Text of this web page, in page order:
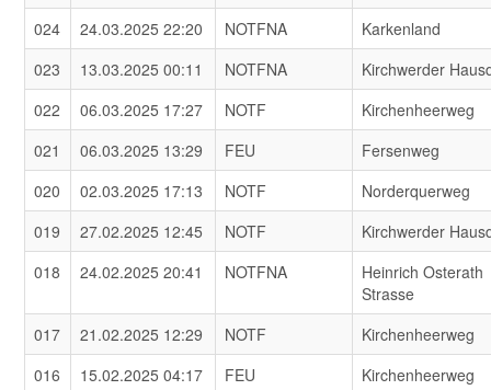
024 24.03.2025 22:20 NOTFNA
Karkenland
023
13.03.2025 00:11 NOTFNA
Kirchwerder
022
06.03.2025 17:27 NOTF
Kirchenheerweg
021
06.03.2025 13:29 FEU
Fersenweg
020
02.03.2025 17:13 NOTF
Norderquerweg
019
27.02.2025 12:45 NOTF
Kirchwerder
018
24.02.2025 20:41 NOTFNA
Heinrich Osterath
Strasse
017
21.02.2025 12:29 NOTF
Kirchenheerweg
016
15.02.2025 04:17 FEU
Kirchenheerweg